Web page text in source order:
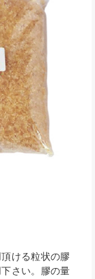
ける粒状の膠
さい。膠の量